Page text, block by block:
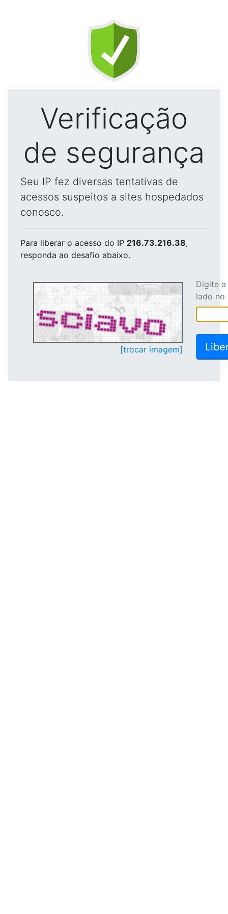
Verificação
de segurança
Seu IP fez diversas tentativas de
acessos suspeitos a sites hospedados
conosco.
Para liberar o acesso do IP 216.73.216.38,
responda ao desafio abaixo.
[trocar imagem]
Digite
lado no